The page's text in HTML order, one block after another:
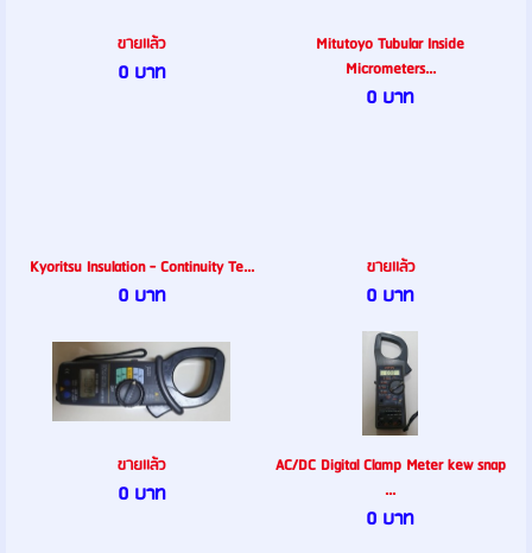
ขายเเล้ว
0 บาท
Mitutoyo Tubular Inside
Micrometers...
0 บาท
Kyoritsu Insulation - Continuity Te...
0 บาท
ขายเเล้ว
0 บาท
ขายเเล้ว
0 บาท
AC/DC Digital Clamp Meter kew snap
...
0 บาท